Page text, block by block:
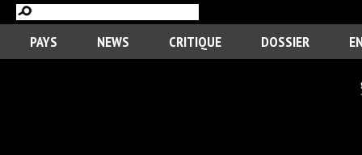
PAYS NEWS CRITIQUE DOSSIER